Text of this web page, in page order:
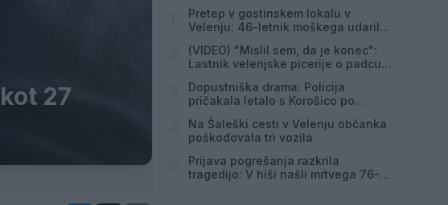
27
Pretep v gostinskem lokalu v
Velenju: 46-letnik moškega udaril s
(VIDEO) "Mislil sem, da je konec":
Lastnik velenjske picerije o padcu s
Dopustniška drama: Policija
pričakala letalo s Korošico po
Na Šaleški cesti v Velenju občanka
poškodovala tri vozila
Prijava pogrešanja razkrila
tragedijo: V hiši našli mrtvega 76-